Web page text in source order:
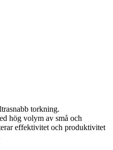
torkning.
hög volym av små och
effektivitet och produktivitet